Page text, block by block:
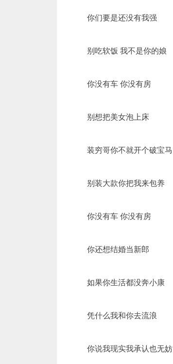
你们要是还没有我强
别吃软饭 我不是你的娘
你没有车 你没有房
别想把美女泡上床
装穷哥你不就开个破宝马
别装大款你把我来包养
你没有车 你没有房
你还想结婚当新郎
如果你生活都没奔小康
凭什么我和你去流浪
你说我现实我承认也无妨